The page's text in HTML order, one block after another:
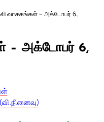
வாசகங்கள் – அக்டோபர் 6,
– அக்டோபர் 6,